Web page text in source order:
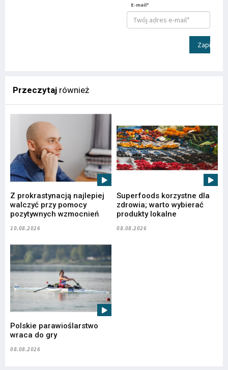
E-mail*
Zapisz
Przeczytaj również
Z prokrastynacją najlepiej
walczyć przy pomocy
pozytywnych wzmocnień
10.08.2026
Superfoods korzystne dla
zdrowia; warto wybierać
produkty lokalne
08.08.2026
Polskie parawioślarstwo
wraca do gry
08.08.2026